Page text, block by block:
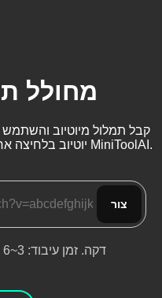
מחולל
קבל תמלול מיוטיוב והשתמש
יוטיוב בלחיצה אחת אונליין עם כלי יצירת התמלול של MiniToolAI.
צור
דקה. זמן עיבוד: 3~6